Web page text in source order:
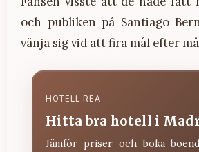
och publiken på Santiago
vänja sig vid att fira mål efter
HOTELL REA
Hitta bra hotell i
Jämför priser och boka